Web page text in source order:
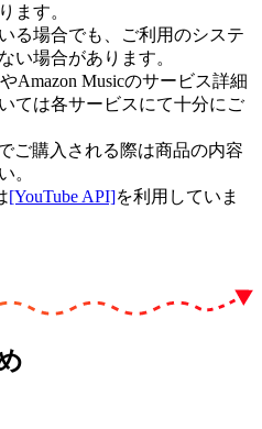
ます。
る場合でも、ご利用のシステ
い場合があります。
Amazon Musicのサービス詳細
ては各サービスにて十分にご
ご購入される際は商品の内容
。
[YouTube API]を利用していま